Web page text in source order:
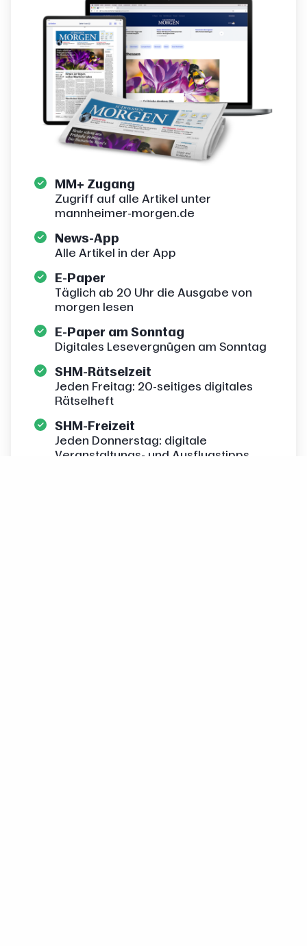
MM+ Zugang
Zugriff auf alle Artikel unter
mannheimer-morgen.de
News-App
Alle Artikel in der App
E-Paper
Täglich ab 20 Uhr die Ausgabe von
morgen lesen
E-Paper am Sonntag
Digitales Lesevergnügen am Sonntag
SHM-Rätselzeit
Jeden Freitag: 20-seitiges digitales
Rätselheft
SHM-Freizeit
Jeden Donnerstag: digitale
Veranstaltungs- und Ausflugstipps